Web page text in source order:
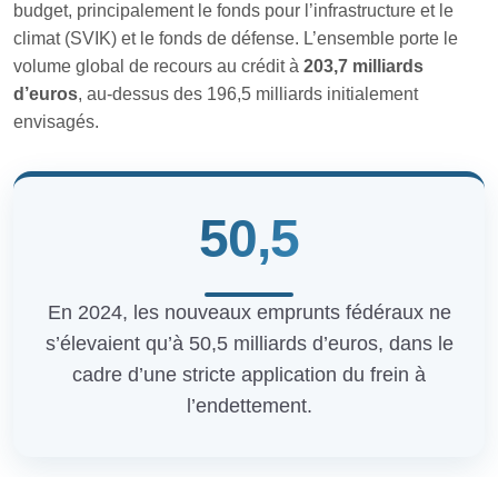
budget, principalement le fonds pour l’infrastructure et le
climat (SVIK) et le fonds de défense. L’ensemble porte le
volume global de recours au crédit à 203,7 milliards
d’euros, au-dessus des 196,5 milliards initialement
envisagés.
50,5
En 2024, les nouveaux emprunts fédéraux ne
s’élevaient qu’à 50,5 milliards d’euros, dans le
cadre d’une stricte application du frein à
l’endettement.